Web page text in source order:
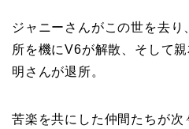
ジャニーさんがこの世を去り
所を機にV6が解散、そして
明さんが退所。
苦楽を共にした仲間たちが次